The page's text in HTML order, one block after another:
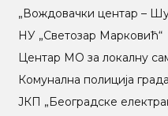
„Вождовачки центар –
НУ „Светозар Марковић“
Центар МO за локалну
Комунална полиција
ЈКП „Београдске